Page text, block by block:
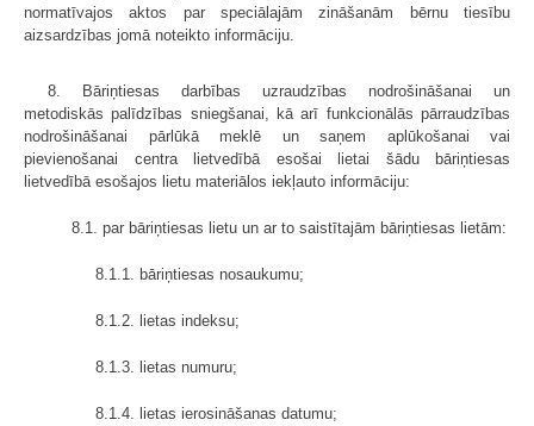
normatīvajos aktos par speciālajām zināšanām bērnu tiesību
aizsardzības jomā noteikto informāciju.
8. Bāriņtiesas darbības uzraudzības nodrošināšanai un
metodiskās palīdzības sniegšanai, kā arī funkcionālās pārraudzības
nodrošināšanai pārlūkā meklē un saņem aplūkošanai vai
pievienošanai centra lietvedībā esošai lietai šādu bāriņtiesas
lietvedībā esošajos lietu materiālos iekļauto informāciju:
8.1. par bāriņtiesas lietu un ar to saistītajām bāriņtiesas lietām:
8.1.1. bāriņtiesas nosaukumu;
8.1.2. lietas indeksu;
8.1.3. lietas numuru;
8.1.4. lietas ierosināšanas datumu;